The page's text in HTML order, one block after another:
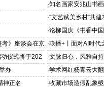
·知名画家安兆山书
·“文艺赋美乡村”共
·论柳国庆《书香中
深释
考》座谈会在京 ·联播+丨面对AI时代
仪式将于202
·文脉归心，风雅自
办 ·学术网红杨青云大
神正名 ·收藏市场造假乱象